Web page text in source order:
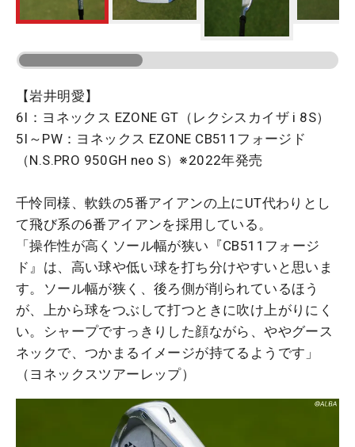
【岩井明愛】
6I：ヨネックス EZONE GT（レクシスカイザ i 8S）
5I～PW：ヨネックス EZONE CB511フォージド
（N.S.PRO 950GH neo S）※2022年発売
千怜同様、軟鉄の5番アイアンの上にUT代わりとし
て飛び系の6番アイアンを採用している。
「操作性が高くソール幅が狭い『CB511フォージ
ド』は、高い球や低い球を打ち分けやすいと思いま
す。ソール幅が狭く、後ろ側が削られているほう
が、上から球をつぶして打つときに吹け上がりにく
い。シャープですっきりした顔ながら、ややグース
ネックで、つかまるイメージが持てるようです」
（ヨネックスツアーレップ）